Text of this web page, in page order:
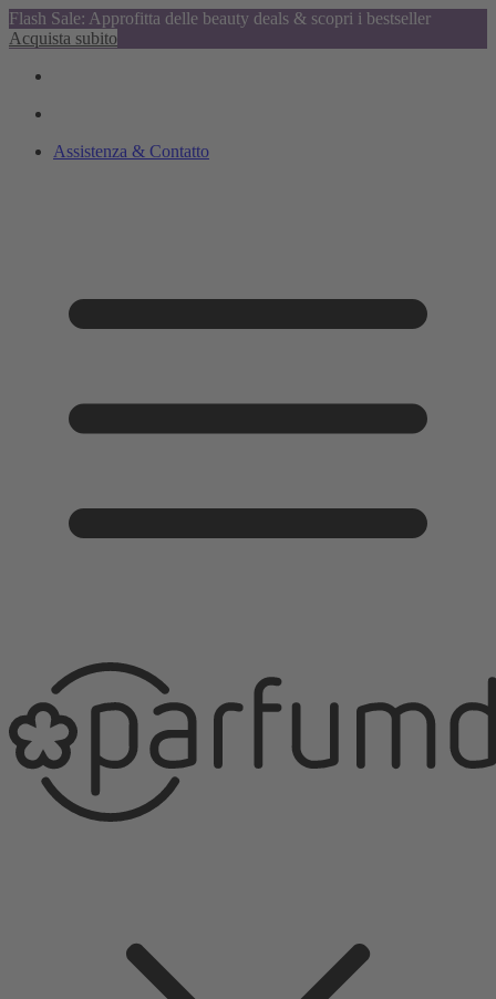
Flash Sale: Approfitta delle beauty deals & scopri i bestseller
Acquista subito
Assistenza & Contatto